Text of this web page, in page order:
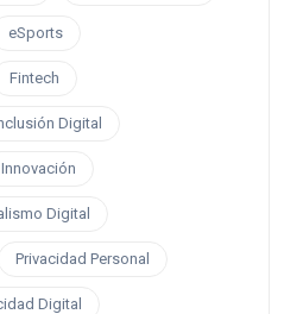
eSports
Fintech
Digital
Innovación
Digital
Privacidad Personal
Digital